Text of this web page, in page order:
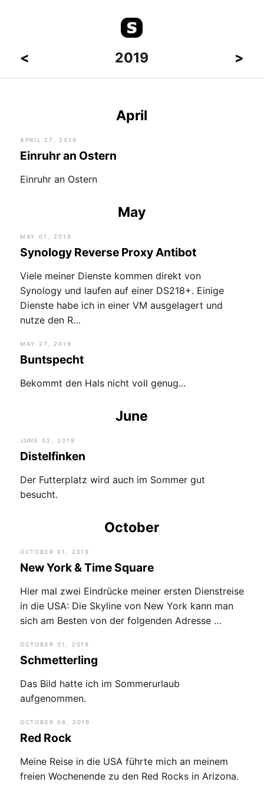
< >
2019
April
APRIL 27, 2019
Einruhr an Ostern
Einruhr an Ostern
May
MAY 01, 2019
Synology Reverse Proxy Antibot
Viele meiner Dienste kommen direkt von
Synology und laufen auf einer DS218+. Einige
Dienste habe ich in einer VM ausgelagert und
nutze den R…
MAY 27, 2019
Buntspecht
Bekommt den Hals nicht voll genug...
June
JUNE 02, 2019
Distelfinken
Der Futterplatz wird auch im Sommer gut
besucht.
October
OCTOBER 01, 2019
New York & Time Square
Hier mal zwei Eindrücke meiner ersten Dienstreise
in die USA: Die Skyline von New York kann man
sich am Besten von der folgenden Adresse …
OCTOBER 01, 2019
Schmetterling
Das Bild hatte ich im Sommerurlaub
aufgenommen.
OCTOBER 06, 2019
Red Rock
Meine Reise in die USA führte mich an meinem
freien Wochenende zu den Red Rocks in Arizona.